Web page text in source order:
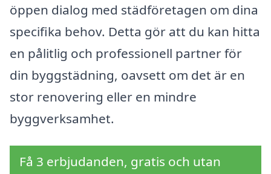
öppen dialog med städföretagen om dina
specifika behov. Detta gör att du kan hitta
en pålitlig och professionell partner för
din byggstädning, oavsett om det är en
stor renovering eller en mindre
byggverksamhet.
Få 3 erbjudanden, gratis och utan